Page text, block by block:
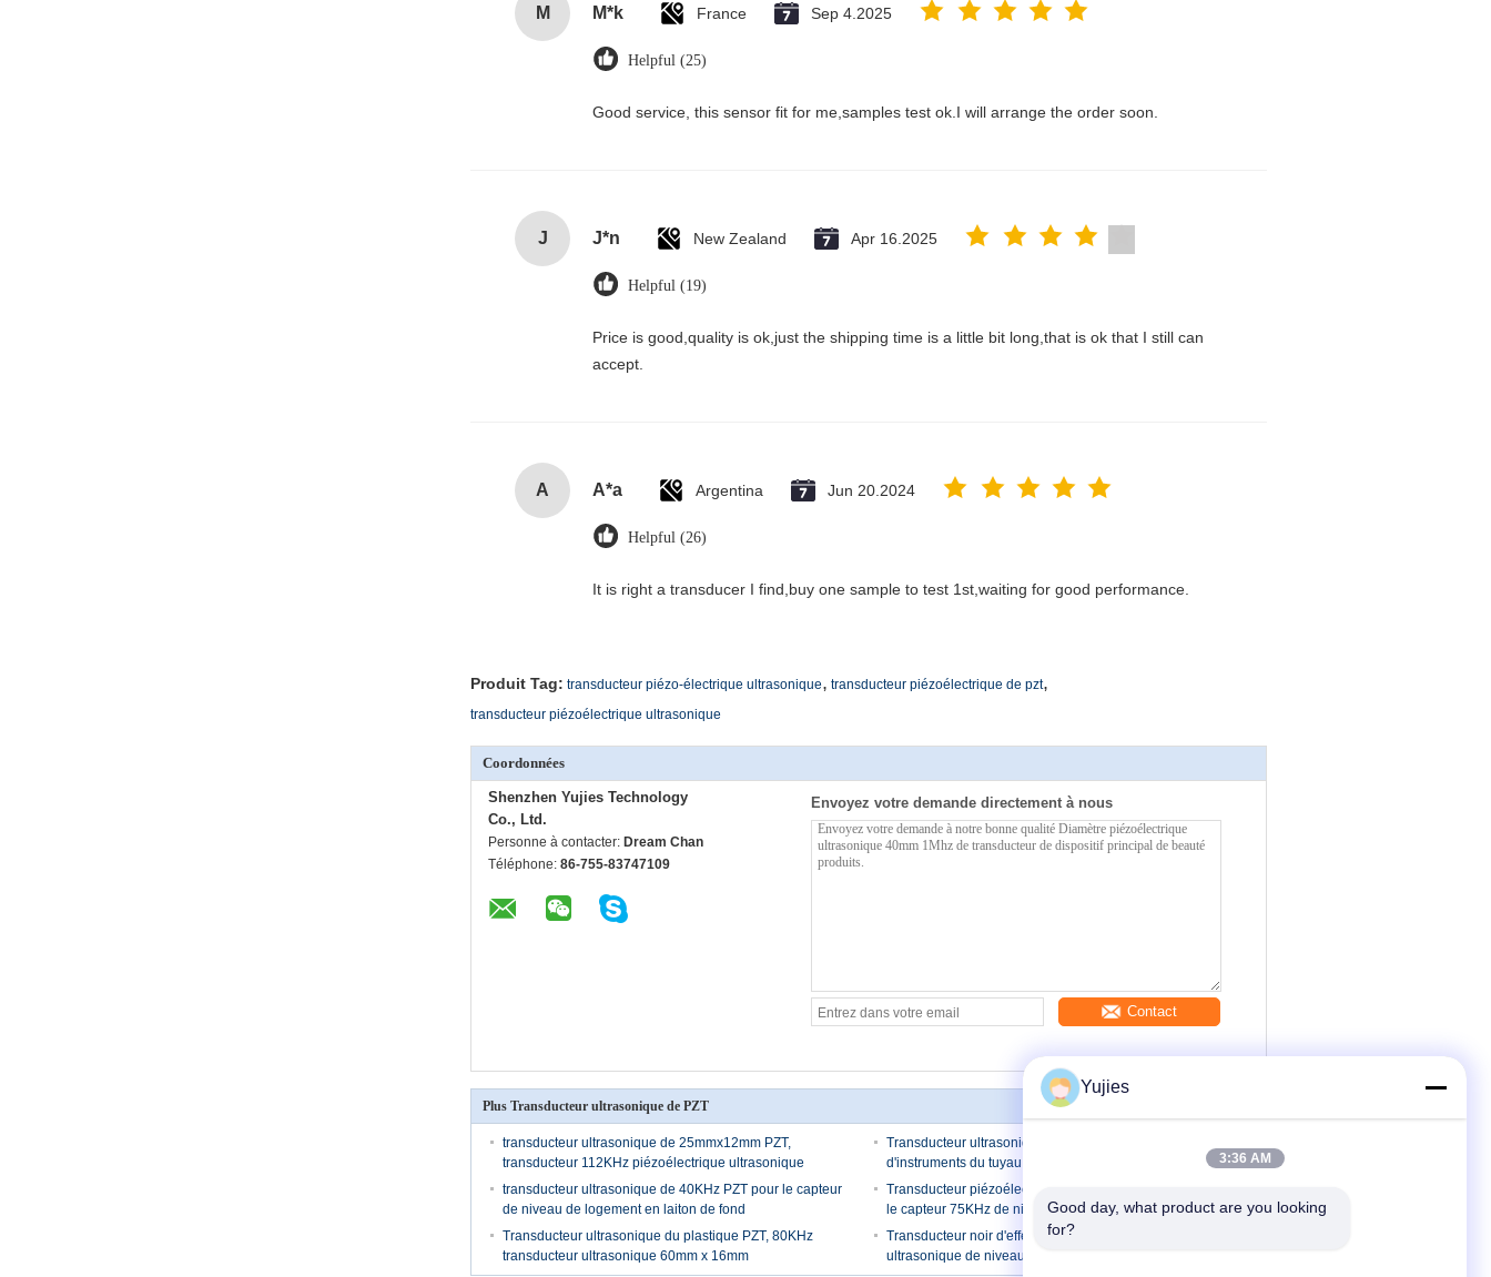
M M*k France Sep 4.2025
Helpful (25)
Good service, this sensor fit for me,samples test ok.I will arrange the order soon.
J J*n New Zealand Apr 16.2025
Helpful (19)
Price is good,quality is ok,just the shipping time is a little bit long,that is ok that I still can
accept.
A A*a Argentina Jun 20.2024
Helpful (26)
It is right a transducer I find,buy one sample to test 1st,waiting for good performance.
Produit Tag: transducteur piézo-électrique ultrasonique, transducteur piézoélectrique de pzt,
transducteur piézoélectrique ultrasonique
Coordonnées
Shenzhen Yujies Technology
Co., Ltd.
Personne à contacter: Dream Chan
Téléphone: 86-755-83747109
Envoyez votre demande directement à nous
Contact
Plus Transducteur ultrasonique de PZT
transducteur ultrasonique de 25mmx12mm PZT,
transducteur 112KHz piézoélectrique ultrasonique
Transducteur ultrasonique en céramique piézo-électrique
d'instruments du tuyau M30 pour le mètre de niveau
transducteur ultrasonique de 40KHz PZT pour le capteur
de niveau de logement en laiton de fond
Transducteur piézoélectrique du diamètre 38mm Pzt pour
le capteur 75KHz de niveau liquide ultrasonique
Transducteur ultrasonique du plastique PZT, 80KHz
transducteur ultrasonique 60mm x 16mm
Transducteur noir d'effet piézoélectrique pour le capteur
ultrasonique de niveau de la proximité 300KHz
Yujies
3:36 AM
Good day, what product are you looking
for?